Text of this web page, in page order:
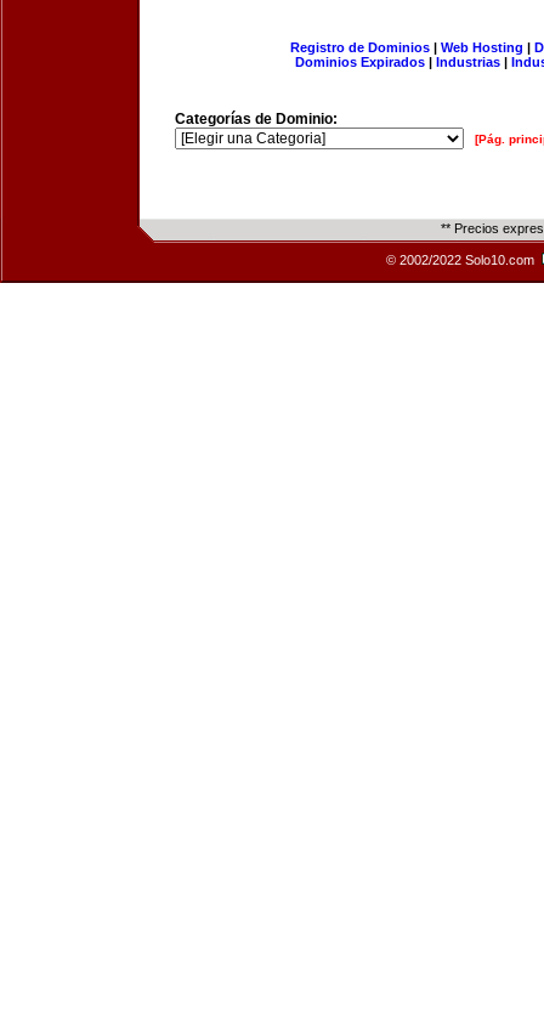
Registro de Dominios| Web Hosting |
Dominios Expirados | Industrias |
Categorías de Dominio:
[Pág.
** Precios
© 2002/2022 Solo10.com